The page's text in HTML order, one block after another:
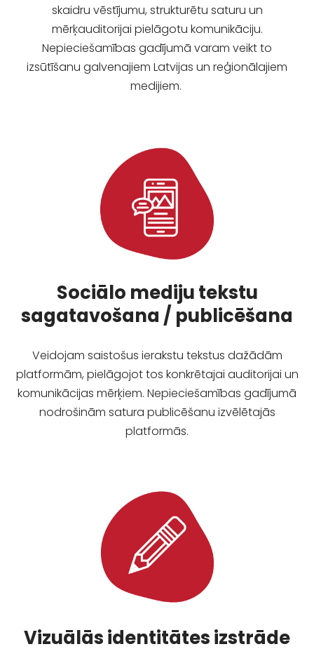
skaidru vēstījumu, strukturētu saturu un
mērķauditorijai pielāgotu komunikāciju.
Nepieciešamības gadījumā varam veikt to
izsūtīšanu galvenajiem Latvijas un reģionālajiem
medijiem.
Sociālo mediju tekstu
sagatavošana / publicēšana
Veidojam saistošus ierakstu tekstus dažādām
platformām, pielāgojot tos konkrētajai auditorijai un
komunikācijas mērķiem. Nepieciešamības gadījumā
nodrošinām satura publicēšanu izvēlētajās
platformās.
Vizuālās identitātes izstrāde